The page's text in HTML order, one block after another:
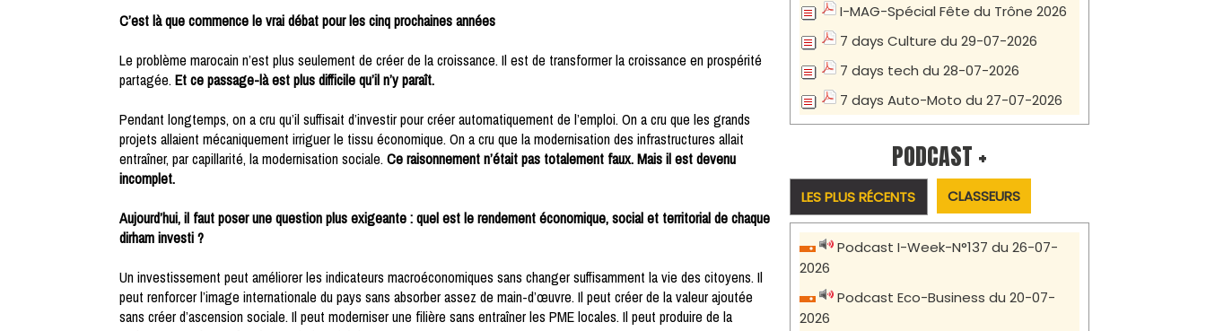
C’est là que commence le vrai débat pour les cinq prochaines années
Le problème marocain n’est plus seulement de créer de la croissance. Il est de transformer la croissance en prospérité
partagée.Et ce passage-là est plus difficile qu’il n’y paraît.
Pendant longtemps, on a cru qu’il suffisait d’investir pour créer automatiquement de l’emploi. On a cru que les grands
projets allaient mécaniquement irriguer le tissu économique. On a cru que la modernisation des infrastructures allait
entraîner, par capillarité, la modernisation sociale.Ce raisonnement n’était pas totalement faux. Mais il est devenu
incomplet.
Aujourd’hui, il faut poser une question plus exigeante : quel est le rendement économique, social et territorial de chaque
dirham investi ?
Un investissement peut améliorer les indicateurs macroéconomiques sans changer suffisamment la vie des citoyens. Il
peut renforcer l’image internationale du pays sans absorber assez de main-d’œuvre. Il peut créer de la valeur ajoutée
sans créer d’ascension sociale. Il peut moderniser une filière sans entraîner les PME locales. Il peut produire de la
I-MAG-Spécial Fête du Trône 2026
7 days Culture du 29-07-2026
7 days tech du 28-07-2026
7 days Auto-Moto du 27-07-2026
PODCAST +
LES PLUS RÉCENTS CLASSEURS
Podcast I-Week-N°137 du 26-07-
2026
Podcast Eco-Business du 20-07-
2026